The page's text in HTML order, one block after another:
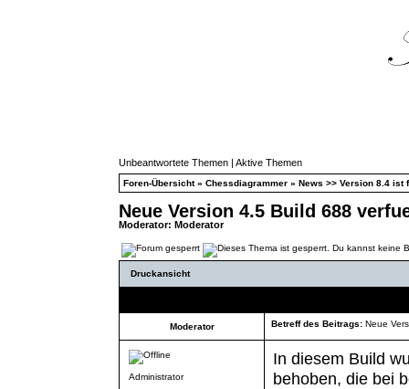
Unbeantwortete Themen | Aktive Themen
Foren-Übersicht» Chessdiagrammer » News >> Version 8.4 ist
Neue Version 4.5 Build 688
Moderator: Moderator
Druckansicht
Moderator Betreff des Beitrags: Neue
Administrator
In diesem Build
behoben, die bei